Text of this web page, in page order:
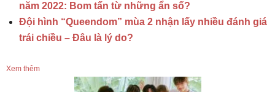
năm 2022: Bom tấn từ những ẩn số?
Đội hình “Queendom” mùa 2 nhận lấy nhiều đánh giá
trái chiều – Đâu là lý do?
Xem thêm